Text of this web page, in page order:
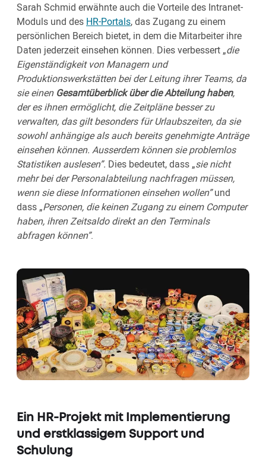
Sarah Schmid erwähnte auch die Vorteile des Intranet-
Moduls und des HR-Portals, das Zugang zu einem
persönlichen Bereich bietet, in dem die Mitarbeiter ihre
Daten jederzeit einsehen können. Dies verbessert „die
Eigenständigkeit von Managern und
Produktionswerkstätten bei der Leitung ihrer Teams, da
sie einen Gesamtüberblick über die Abteilung haben,
der es ihnen ermöglicht, die Zeitpläne besser zu
verwalten, das gilt besonders für Urlaubszeiten, da sie
sowohl anhängige als auch bereits genehmigte Anträge
einsehen können. Ausserdem können sie problemlos
Statistiken auslesen”. Dies bedeutet, dass „sie nicht
mehr bei der Personalabteilung nachfragen müssen,
wenn sie diese Informationen einsehen wollen”und
dass „Personen, die keinen Zugang zu einem Computer
haben, ihren Zeitsaldo direkt an den Terminals
abfragen können”.
Ein HR-Projekt mit Implementierung
und erstklassigem Support und
Schulung